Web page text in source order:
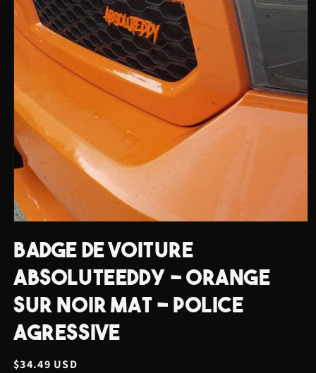
média
1
dans
une
modale
BADGE DE VOITURE
ABSOLUTEEDDY - ORANGE
SUR NOIR MAT - POLICE
AGRESSIVE
Prix
$34.49 USD